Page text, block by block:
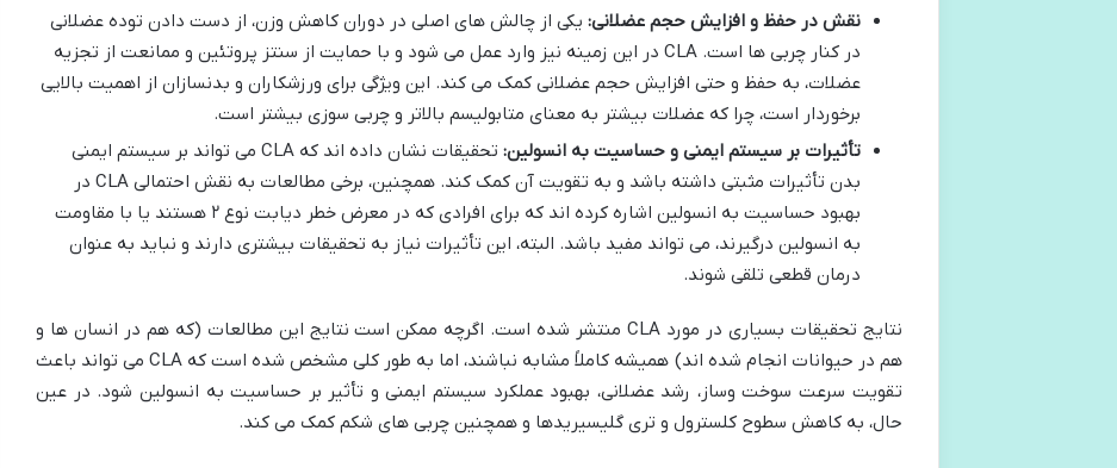
نقش در حفظ و افزایش حجم عضلانی: یکی از چالش های اصلی در دوران کاهش وزن، از دست دادن توده عضلانی
در کنار چربی ها است. CLA در این زمینه نیز وارد عمل می شود و با حمایت از سنتز پروتئین و ممانعت از تجزیه
عضلات، به حفظ و حتی افزایش حجم عضلانی کمک می کند. این ویژگی برای ورزشکاران و بدنسازان از اهمیت بالایی
برخوردار است، چرا که عضلات بیشتر به معنای متابولیسم بالاتر و چربی سوزی بیشتر است.
تأثیرات بر سیستم ایمنی و حساسیت به انسولین:
تحقیقات نشان داده اند که CLA می تواند بر سیستم ایمنی
بدن تأثیرات مثبتی داشته باشد و به تقویت آن کمک کند. همچنین، برخی مطالعات به نقش احتمالی CLA در
بهبود حساسیت به انسولین اشاره کرده اند که برای افرادی که در معرض خطر دیابت نوع ۲ هستند یا با مقاومت
به انسولین درگیرند، می تواند مفید باشد. البته، این تأثیرات نیاز به تحقیقات بیشتری دارند و نباید به عنوان
درمان قطعی تلقی شوند.
نتایج تحقیقات بسیاری در مورد CLA منتشر شده است. اگرچه ممکن است نتایج این مطالعات (که هم در انسان ها و
هم در حیوانات انجام شده اند) همیشه کاملاً مشابه نباشند، اما به طور کلی مشخص شده است که CLA می تواند باعث
تقویت سرعت سوخت وساز، رشد عضلانی، بهبود عملکرد سیستم ایمنی و تأثیر بر حساسیت به انسولین شود. در عین
حال، به کاهش سطوح کلسترول و تری گلیسیریدها و همچنین چربی های شکم کمک می کند.